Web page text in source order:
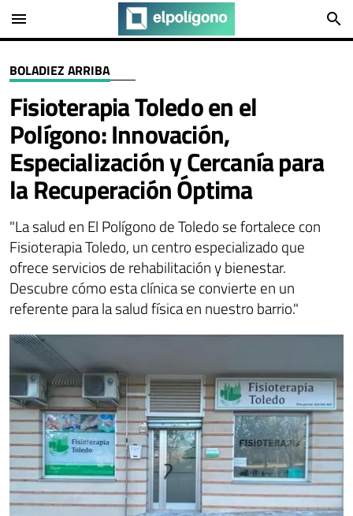
menu search
BOLADIEZ ARRIBA
Fisioterapia Toledo en el
Polígono: Innovación,
Especialización y Cercanía para
la Recuperación Óptima
"La salud en El Polígono de Toledo se fortalece con
Fisioterapia Toledo, un centro especializado que
ofrece servicios de rehabilitación y bienestar.
Descubre cómo esta clínica se convierte en un
referente para la salud física en nuestro barrio."